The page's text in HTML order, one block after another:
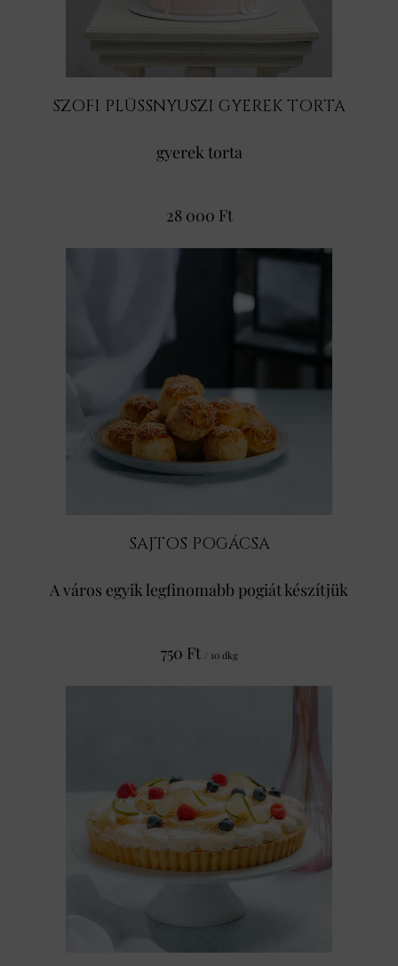
SZOFI PLÜSSNYUSZI GYEREK TORTA
gyerek torta
28 000 Ft
SAJTOS POGÁCSA
A város egyik legfinomabb pogiát készítjük
750 Ft / 10 dkg